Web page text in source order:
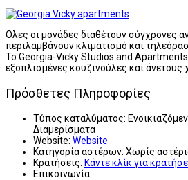
Oλες οι μονάδες διαθέτουν σύγχρονες
περιλαμβάνουν κλιματισμό και
Το Georgia-Vicky Studios and
εξοπλισμένες κουζινούλες και άνετους
Πρόσθετες Πληροφορίες
Τύπος καταλύματος:
Διαμερίσματα
Website: Website
Κατηγορία αστέρων: Χωρίς
Κρατήσεις: Κάντε κλίκ για
Επικοινωνία: